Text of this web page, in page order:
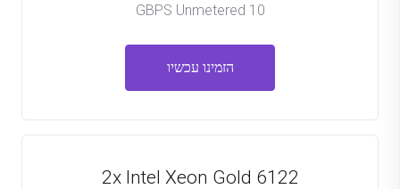
10 GBPS Unmetered
הזמינו עכשיו
2x Intel Xeon Gold 6122